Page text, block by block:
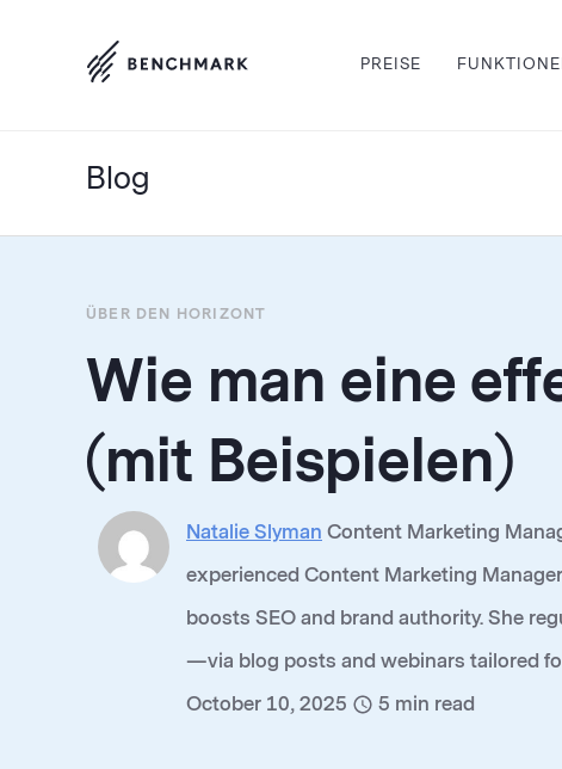
PREISE
Blog
ÜBER DEN HORIZONT
Wie man eine
(mit Beispielen)
Natalie Slyman Content Marketing
experienced Content Marketing
boosts SEO and brand authority. She
—via blog posts and webinars tailored
October 10, 2025
5 min read